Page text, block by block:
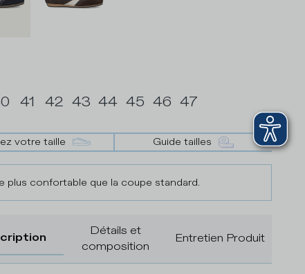
41 42 43 44 45 46 47
votre taille Guide tailles
plus confortable que la coupe standard.
Détails et
composition
Entretien Produit